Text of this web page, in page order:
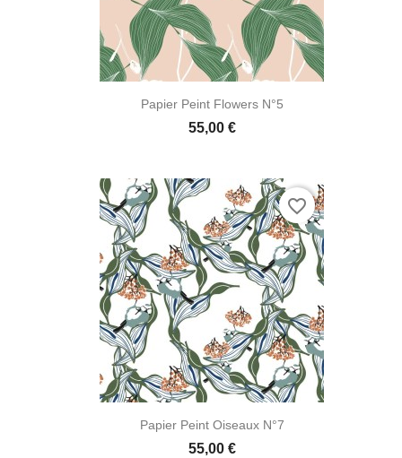
Aperçu rapide
Papier Peint Flowers N°5
55,00 €
Aperçu rapide
Papier Peint Oiseaux N°7
55,00 €
favorite_border